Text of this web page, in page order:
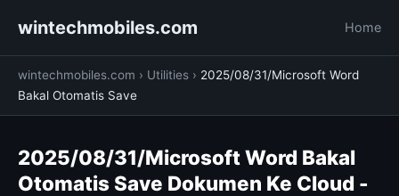
wintechmobiles.com Home
wintechmobiles.com › Utilities › 2025/08/31/Microsoft Word
Bakal Otomatis Save
2025/08/31/Microsoft Word Bakal
Otomatis Save Dokumen Ke Cloud -